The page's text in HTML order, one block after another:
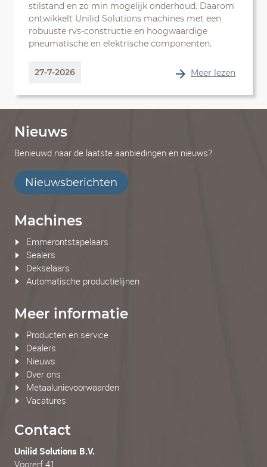
stilstand en zo min mogelijk onderhoud. Daarom
ontwikkelt Unilid Solutions machines met een
robuuste rvs-constructie en hoogwaardige
pneumatische en elektrische componenten.
27-7-2026 Meer lezen
Nieuws
Benieuwd naar de laatste aanbiedingen en nieuws?
Nieuwsberichten
Machines
Emmerontstapelaars
Sealers
Dekselaars
Automatische productielijnen
Meer informatie
Producten en service
Dealers
Nieuws
Over ons
Metaalunievoorwaarden
Vacatures
Contact
Unilid Solutions B.V.
Voorerf 41